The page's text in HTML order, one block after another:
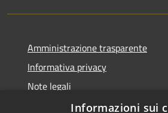
Amministrazione trasparente
Informativa privacy
Note legali
Dichiarazione di accessibilità
Informazioni sui